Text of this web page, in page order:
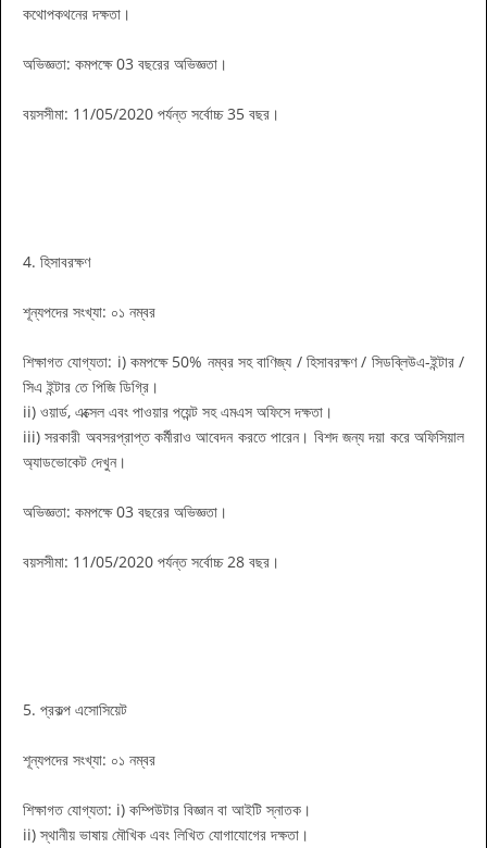
কথোপকথনের দক্ষতা।
অভিজ্ঞতা: কমপক্ষে 03 বছরের অভিজ্ঞতা।
বয়সসীমা: 11/05/2020 পর্যন্ত সর্বোচ্চ 35 বছর।
4. হিসাবরক্ষণ
শূন্যপদের সংখ্যা: ০১ নম্বর
শিক্ষাগত যোগ্যতা: i) কমপক্ষে 50% নম্বর সহ বাণিজ্য / হিসাবরক্ষণ / সিডব্লিউএ-ইন্টার /
সিএ ইন্টার তে পিজি ডিগ্রি।
ii) ওয়ার্ড, এক্সেল এবং পাওয়ার পয়েন্ট সহ এমএস অফিসে দক্ষতা।
iii) সরকারী অবসরপ্রাপ্ত কর্মীরাও আবেদন করতে পারেন। বিশদ জন্য দয়া করে অফিসিয়াল
অ্যাডভোকেট দেখুন।
অভিজ্ঞতা: কমপক্ষে 03 বছরের অভিজ্ঞতা।
বয়সসীমা: 11/05/2020 পর্যন্ত সর্বোচ্চ 28 বছর।
5. প্রকল্প এসোসিয়েট
শূন্যপদের সংখ্যা: ০১ নম্বর
শিক্ষাগত যোগ্যতা: i) কম্পিউটার বিজ্ঞান বা আইটি স্নাতক।
ii) স্থানীয় ভাষায় মৌখিক এবং লিখিত যোগাযোগের দক্ষতা।